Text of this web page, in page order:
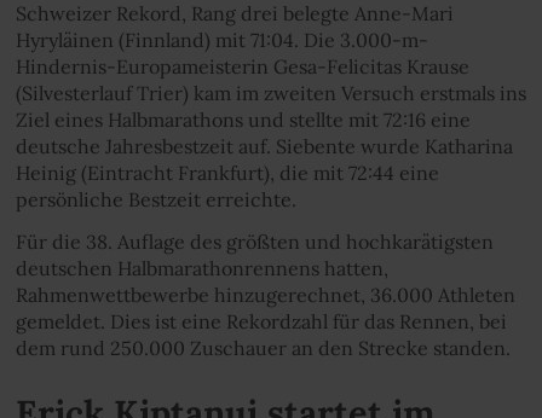
Schweizer Rekord, Rang drei belegte Anne-Mari
Hyryläinen (Finnland) mit 71:04. Die 3.000-m-
Hindernis-Europameisterin Gesa-Felicitas Krause
(Silvesterlauf Trier) kam im zweiten Versuch erstmals ins
Ziel eines Halbmarathons und stellte mit 72:16 eine
deutsche Jahresbestzeit auf. Siebente wurde Katharina
Heinig (Eintracht Frankfurt), die mit 72:44 eine
persönliche Bestzeit erreichte.
Für die 38. Auflage des größten und hochkarätigsten
deutschen Halbmarathonrennens hatten,
Rahmenwettbewerbe hinzugerechnet, 36.000 Athleten
gemeldet. Dies ist eine Rekordzahl für das Rennen, bei
dem rund 250.000 Zuschauer an den Strecke standen.